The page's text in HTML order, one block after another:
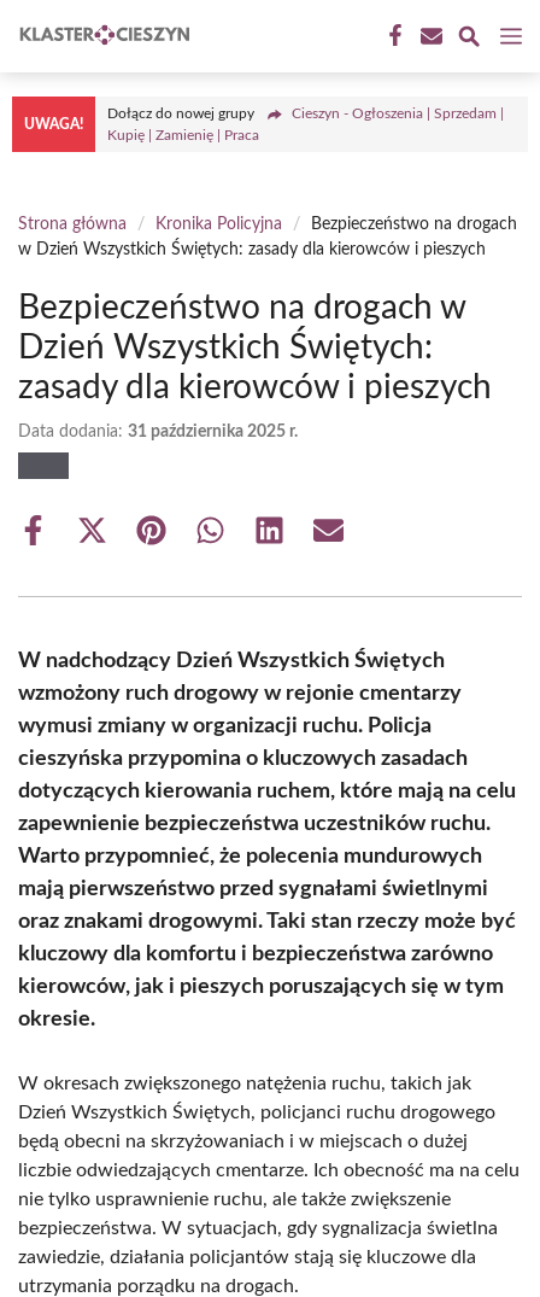
do
treści
UWAGA!
Dołącz do nowej grupy
Cieszyn - Ogłoszenia | Sprzedam |
Kupię | Zamienię | Praca
Strona główna / Kronika Policyjna /
Bezpieczeństwo na drogach
w Dzień Wszystkich Świętych: zasady dla kierowców i pieszych
Bezpieczeństwo na drogach w
Dzień Wszystkich Świętych:
zasady dla kierowców i pieszych
Data dodania: 31 października 2025 r.
Share
Share
(Twitter)
Share Share Share Share
W nadchodzący Dzień Wszystkich Świętych
wzmożony ruch drogowy w rejonie cmentarzy
wymusi zmiany w organizacji ruchu. Policja
cieszyńska przypomina o kluczowych zasadach
dotyczących kierowania ruchem, które mają na celu
zapewnienie bezpieczeństwa uczestników ruchu.
Warto przypomnieć, że polecenia mundurowych
mają pierwszeństwo przed sygnałami świetlnymi
oraz znakami drogowymi. Taki stan rzeczy może być
kluczowy dla komfortu i bezpieczeństwa zarówno
kierowców, jak i pieszych poruszających się w tym
okresie.
W okresach zwiększonego natężenia ruchu, takich jak
Dzień Wszystkich Świętych, policjanci ruchu drogowego
będą obecni na skrzyżowaniach i w miejscach o dużej
liczbie odwiedzających cmentarze. Ich obecność ma na celu
nie tylko usprawnienie ruchu, ale także zwiększenie
bezpieczeństwa. W sytuacjach, gdy sygnalizacja świetlna
zawiedzie, działania policjantów stają się kluczowe dla
utrzymania porządku na drogach.